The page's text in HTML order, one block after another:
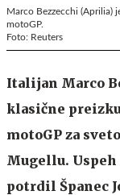
Marco Bezzecchi (Aprilia)
motoGP.
Foto: Reuters
Italijan Marco
klasične
motoGP za
Mugellu.
potrdil Španec